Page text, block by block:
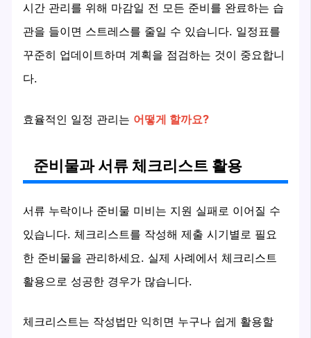
시간 관리를 위해 마감일 전 모든 준비를 완료하는 습
관을 들이면 스트레스를 줄일 수 있습니다. 일정표를
꾸준히 업데이트하며 계획을 점검하는 것이 중요합니
다.
효율적인 일정 관리는 어떻게 할까요?
준비물과 서류 체크리스트 활용
서류 누락이나 준비물 미비는 지원 실패로 이어질 수
있습니다. 체크리스트를 작성해 제출 시기별로 필요
한 준비물을 관리하세요. 실제 사례에서 체크리스트
활용으로 성공한 경우가 많습니다.
체크리스트는 작성법만 익히면 누구나 쉽게 활용할